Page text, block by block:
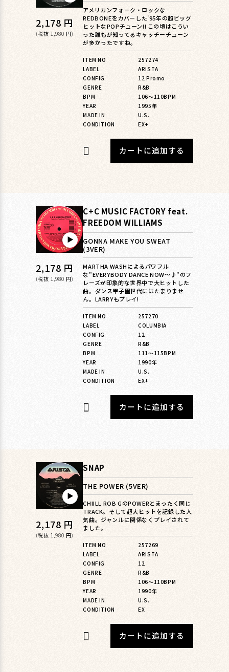
通
常
2,178 円
(税抜 1,980 円)
アメリカンフォーク・ロックな
REDBONEをカバーした'95年の超ビッグ
ヒットなPOPチューン!! この頃はこうい
った誰もが知ってるキャッチーチューン
が多かったですね。
ITEM NO
257274
LABEL
ARISTA
CONFIG
12 Promo
GENRE
R&B
BPM
106〜110BPM
YEAR
1995年
MADE IN
U.S.
CONDITION
EX+
カートに追加する
▶︎
通
常
2,178 円
(税抜 1,980 円)
C+C MUSIC FACTORY feat.
FREEDOM WILLIAMS
GONNA MAKE YOU SWEAT
(3VER)
MARTHA WASHによるパワフル
な"EVERYBODY DANCE NOW〜♪"のフ
レーズが印象的な世界中で大ヒットした
曲。ダンス甲子園世代にはたまりませ
ん。LARRYもプレイ!
ITEM NO
257270
LABEL
COLUMBIA
CONFIG
12
GENRE
R&B
BPM
111〜115BPM
YEAR
1990年
MADE IN
U.S.
CONDITION
EX+
カートに追加する
▶︎
通
常
2,178 円
(税抜 1,980 円)
SNAP
THE POWER (5VER)
CHIILL ROB GのPOWERとまったく同じ
TRACK。そして超大ヒットを記録した人
気曲。ジャンルに関係なくプレイされて
ました。
ITEM NO
257269
LABEL
ARISTA
CONFIG
12
GENRE
R&B
BPM
106〜110BPM
YEAR
1990年
MADE IN
U.S.
CONDITION
EX
カートに追加する